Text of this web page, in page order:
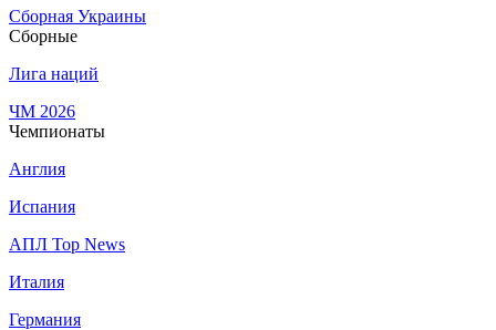
Сборная Украины
Сборные
Лига наций
ЧМ 2026
Чемпионаты
Англия
Испания
АПЛ Top News
Италия
Германия